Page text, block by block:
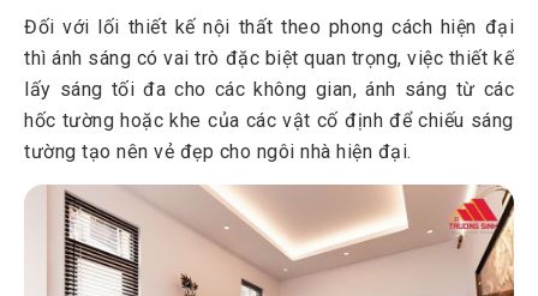
Đối với lối thiết kế nội thất theo phong cách hiện đại
thì ánh sáng có vai trò đặc biệt quan trọng, việc thiết kế
lấy sáng tối đa cho các không gian, ánh sáng từ các
hốc tường hoặc khe của các vật cố định để chiếu sáng
tường tạo nên vẻ đẹp cho ngôi nhà hiện đại.